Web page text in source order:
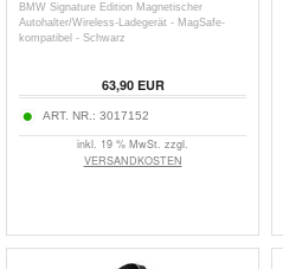
BMW Signature Edition Magnetischer
Autohalter/Wireless-Ladegerät - MagSafe-
kompatibel - Schwarz
63,90EUR
ART. NR.: 3017152
inkl. 19 % MwSt. zzgl.
VERSANDKOSTEN